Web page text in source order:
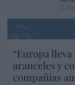
“Europa
aranceles y
compañías